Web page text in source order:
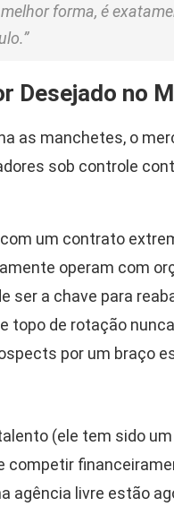
forma, é
Desejado no
as manchetes, o
sob controle
um contrato
operam com
ser a chave para
de rotação
por um braço
(ele tem sido um
agência livre estão